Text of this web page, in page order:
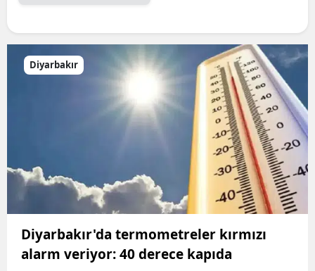
Diyarbakır
Diyarbakır'da termometreler kırmızı
alarm veriyor: 40 derece kapıda